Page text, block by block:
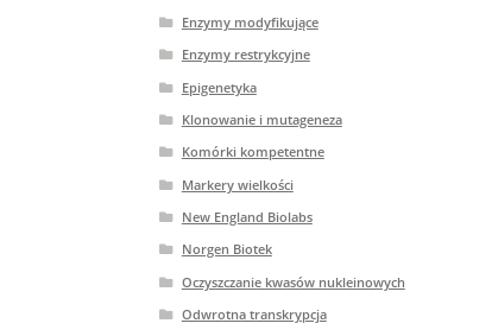
Enzymy modyfikujące
Enzymy restrykcyjne
Epigenetyka
Klonowanie i mutageneza
Komórki kompetentne
Markery wielkości
New England Biolabs
Norgen Biotek
Oczyszczanie kwasów nukleinowych
Odwrotna transkrypcja